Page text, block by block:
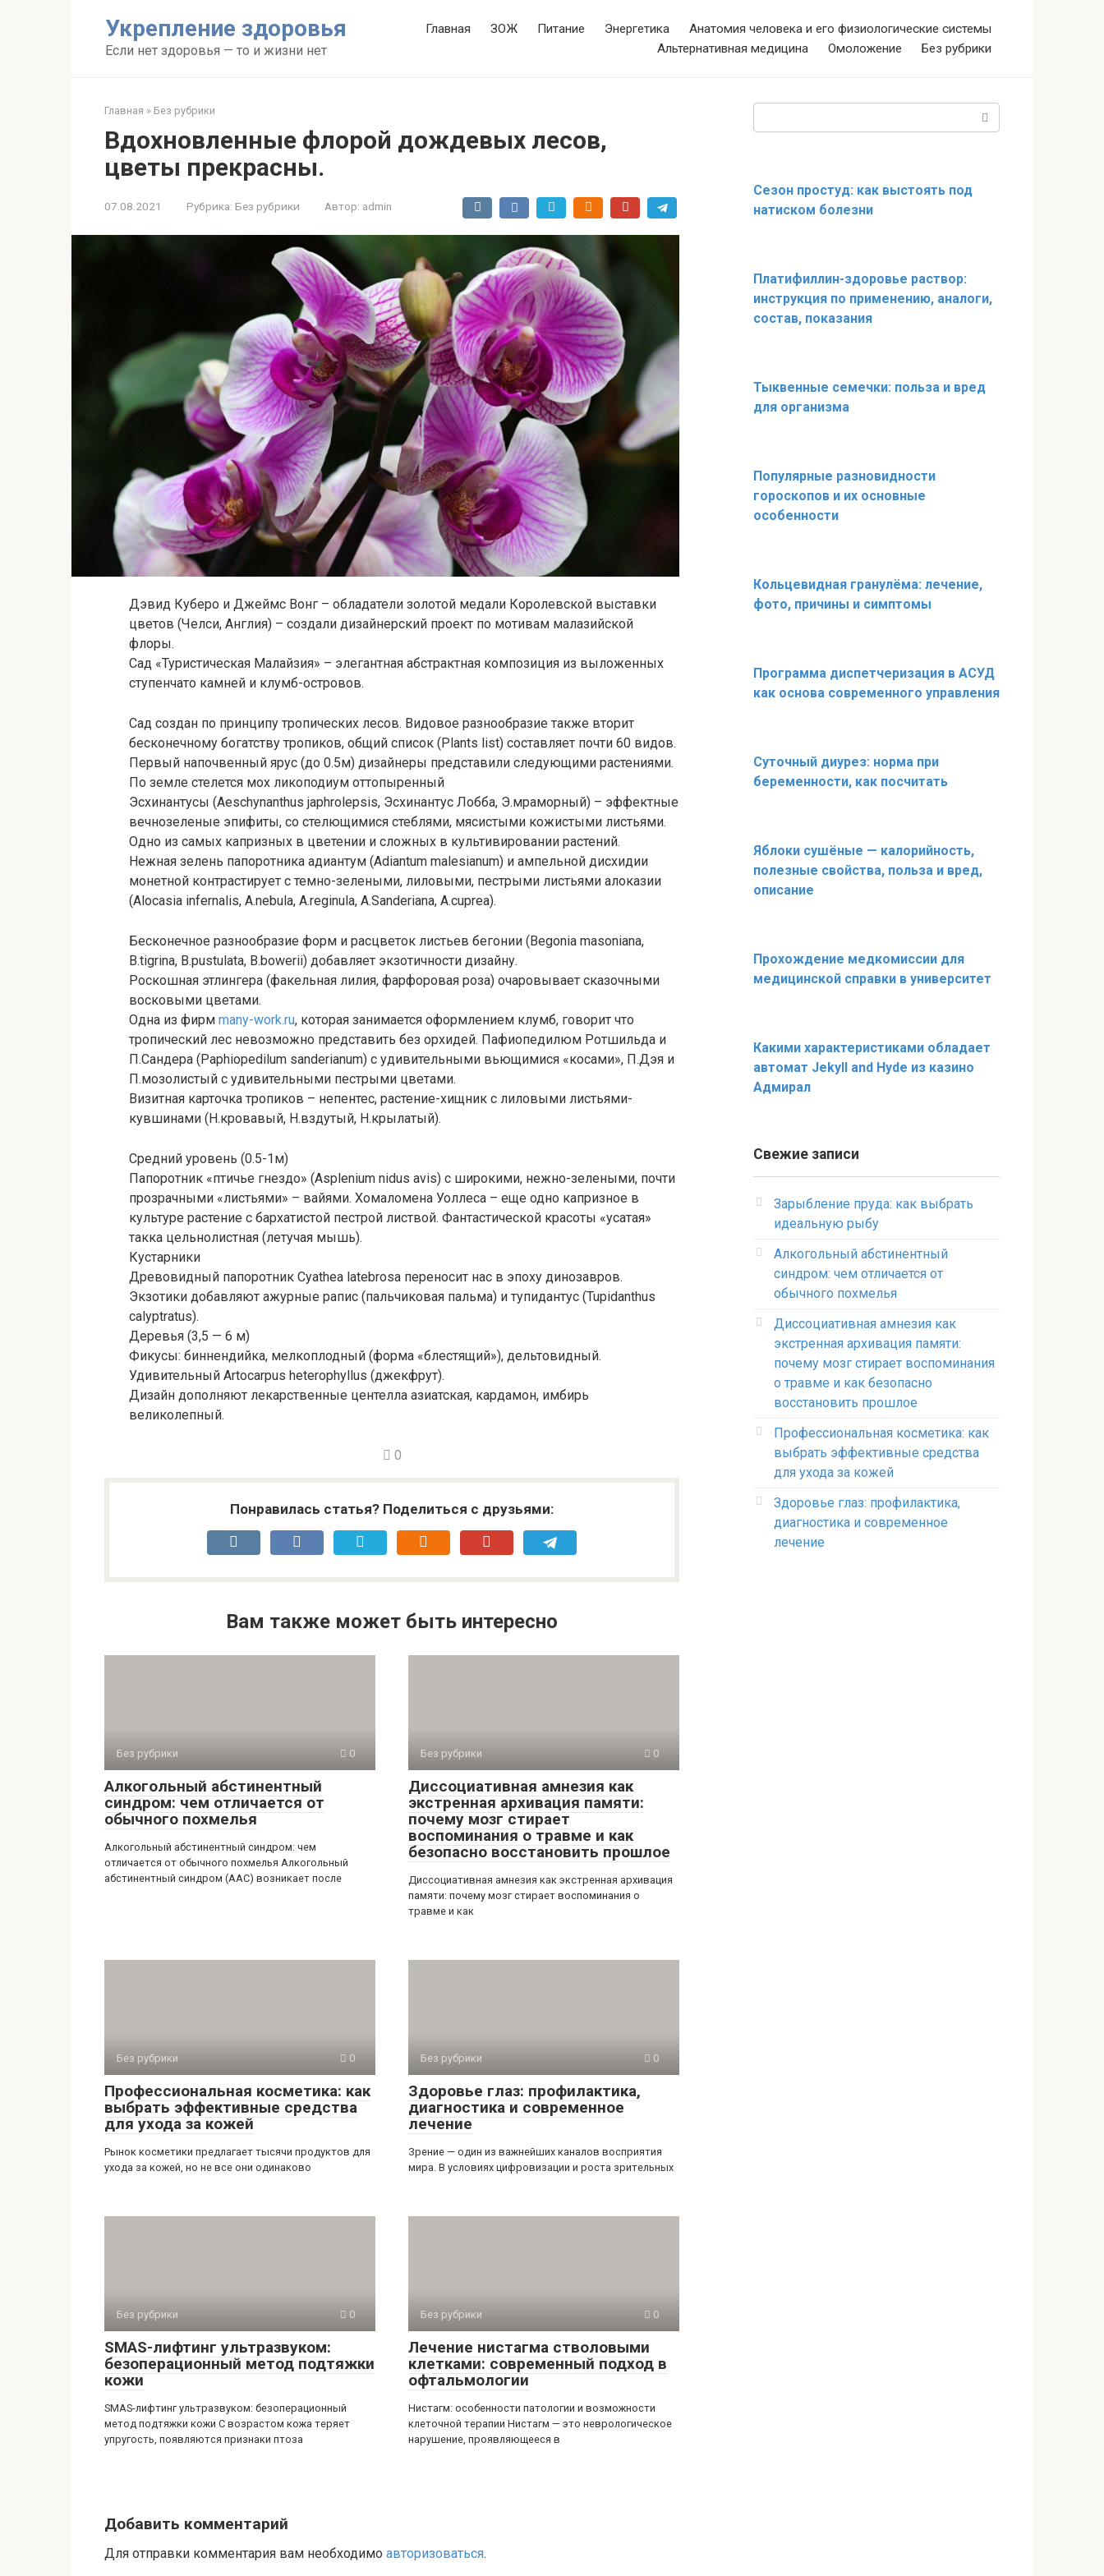
Укрепление здоровья
Если нет здоровья — то и жизни нет
Главная ЗОЖ Питание Энергетика
Анатомия человека и его физиологические системы
Альтернативная медицина
Омоложение Без рубрики
Главная » Без рубрики
Вдохновленные флорой дождевых лесов,
цветы прекрасны.
07.08.2021 Рубрика: Без рубрики Автор: admin
Дэвид Куберо и Джеймс Вонг – обладатели золотой медали Королевской выставки
цветов (Челси, Англия) – создали дизайнерский проект по мотивам малазийской
флоры.
Сад «Туристическая Малайзия» – элегантная абстрактная композиция из выложенных
ступенчато камней и клумб-островов.
Сад создан по принципу тропических лесов. Видовое разнообразие также вторит
бесконечному богатству тропиков, общий список (Plants list) составляет почти 60 видов.
Первый напочвенный ярус (до 0.5м) дизайнеры представили следующими растениями.
По земле стелется мох ликоподиум оттопыренный
Эсхинантусы (Aeschynanthus japhrolepsis, Эсхинантус Лобба, Э.мраморный) – эффектные
вечнозеленые эпифиты, со стелющимися стеблями, мясистыми кожистыми листьями.
Одно из самых капризных в цветении и сложных в культивировании растений.
Нежная зелень папоротника адиантум (Adiantum malesianum) и ампельной дисхидии
монетной контрастирует с темно-зелеными, лиловыми, пестрыми листьями алоказии
(Alocasia infernalis, A.nebula, A.reginula, A.Sanderiana, A.cuprea).
Бесконечное разнообразие форм и расцветок листьев бегонии (Begonia masoniana,
B.tigrina, B.pustulata, B.bowerii) добавляет экзотичности дизайну.
Роскошная этлингера (факельная лилия, фарфоровая роза) очаровывает сказочными
восковыми цветами.
Одна из фирм many-work.ru, которая занимается оформлением клумб, говорит что
тропический лес невозможно представить без орхидей. Пафиопедилюм Ротшильда и
П.Сандера (Paphiopedilum sanderianum) с удивительными вьющимися «косами», П.Дэя и
П.мозолистый с удивительными пестрыми цветами.
Визитная карточка тропиков – непентес, растение-хищник с лиловыми листьями-
кувшинами (Н.кровавый, Н.вздутый, Н.крылатый).
Средний уровень (0.5-1м)
Папоротник «птичье гнездо» (Asplenium nidus avis) с широкими, нежно-зелеными, почти
прозрачными «листьями» – вайями. Хомаломена Уоллеса – еще одно капризное в
культуре растение с бархатистой пестрой листвой. Фантастической красоты «усатая»
такка цельнолистная (летучая мышь).
Кустарники
Древовидный папоротник Cyathea latebrosa переносит нас в эпоху динозавров.
Экзотики добавляют ажурные рапис (пальчиковая пальма) и тупидантус (Tupidanthus
calyptratus).
Деревья (3,5 — 6 м)
Фикусы: биннендийка, мелкоплодный (форма «блестящий»), дельтовидный.
Удивительный Artocarpus heterophyllus (джекфрут).
Дизайн дополняют лекарственные центелла азиатская, кардамон, имбирь
великолепный.
0
Понравилась статья? Поделиться с друзьями:
Вам также может быть интересно
Без рубрики 0
Алкогольный абстинентный
синдром: чем отличается от
обычного похмелья
Алкогольный абстинентный синдром: чем
отличается от обычного похмелья Алкогольный
абстинентный синдром (ААС) возникает после
Без рубрики 0
Диссоциативная амнезия как
экстренная архивация памяти:
почему мозг стирает
воспоминания о травме и как
безопасно восстановить прошлое
Диссоциативная амнезия как экстренная архивация
памяти: почему мозг стирает воспоминания о
травме и как
Без рубрики 0
Профессиональная косметика: как
выбрать эффективные средства
для ухода за кожей
Рынок косметики предлагает тысячи продуктов для
ухода за кожей, но не все они одинаково
Без рубрики 0
Здоровье глаз: профилактика,
диагностика и современное
лечение
Зрение — один из важнейших каналов восприятия
мира. В условиях цифровизации и роста зрительных
Без рубрики 0
SMAS-лифтинг ультразвуком:
безоперационный метод подтяжки
кожи
SMAS-лифтинг ультразвуком: безоперационный
метод подтяжки кожи С возрастом кожа теряет
упругость, появляются признаки птоза
Без рубрики 0
Лечение нистагма стволовыми
клетками: современный подход в
офтальмологии
Нистагм: особенности патологии и возможности
клеточной терапии Нистагм — это неврологическое
нарушение, проявляющееся в
Добавить комментарий
Для отправки комментария вам необходимо авторизоваться.
Сезон простуд: как выстоять под
натиском болезни
Платифиллин-здоровье раствор:
инструкция по применению, аналоги,
состав, показания
Тыквенные семечки: польза и вред
для организма
Популярные разновидности
гороскопов и их основные
особенности
Кольцевидная гранулёма: лечение,
фото, причины и симптомы
Программа диспетчеризация в АСУД
как основа современного управления
Суточный диурез: норма при
беременности, как посчитать
Яблоки сушёные — калорийность,
полезные свойства, польза и вред,
описание
Прохождение медкомиссии для
медицинской справки в университет
Какими характеристиками обладает
автомат Jekyll and Hyde из казино
Адмирал
Свежие записи
Зарыбление пруда: как выбрать
идеальную рыбу
Алкогольный абстинентный
синдром: чем отличается от
обычного похмелья
Диссоциативная амнезия как
экстренная архивация памяти:
почему мозг стирает воспоминания
о травме и как безопасно
восстановить прошлое
Профессиональная косметика: как
выбрать эффективные средства
для ухода за кожей
Здоровье глаз: профилактика,
диагностика и современное
лечение